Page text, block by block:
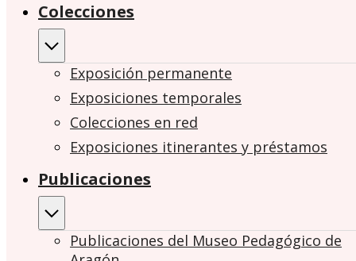
Colecciones
Exposición permanente
Exposiciones temporales
Colecciones en red
Exposiciones itinerantes y préstamos
Publicaciones
Publicaciones del Museo Pedagógico de